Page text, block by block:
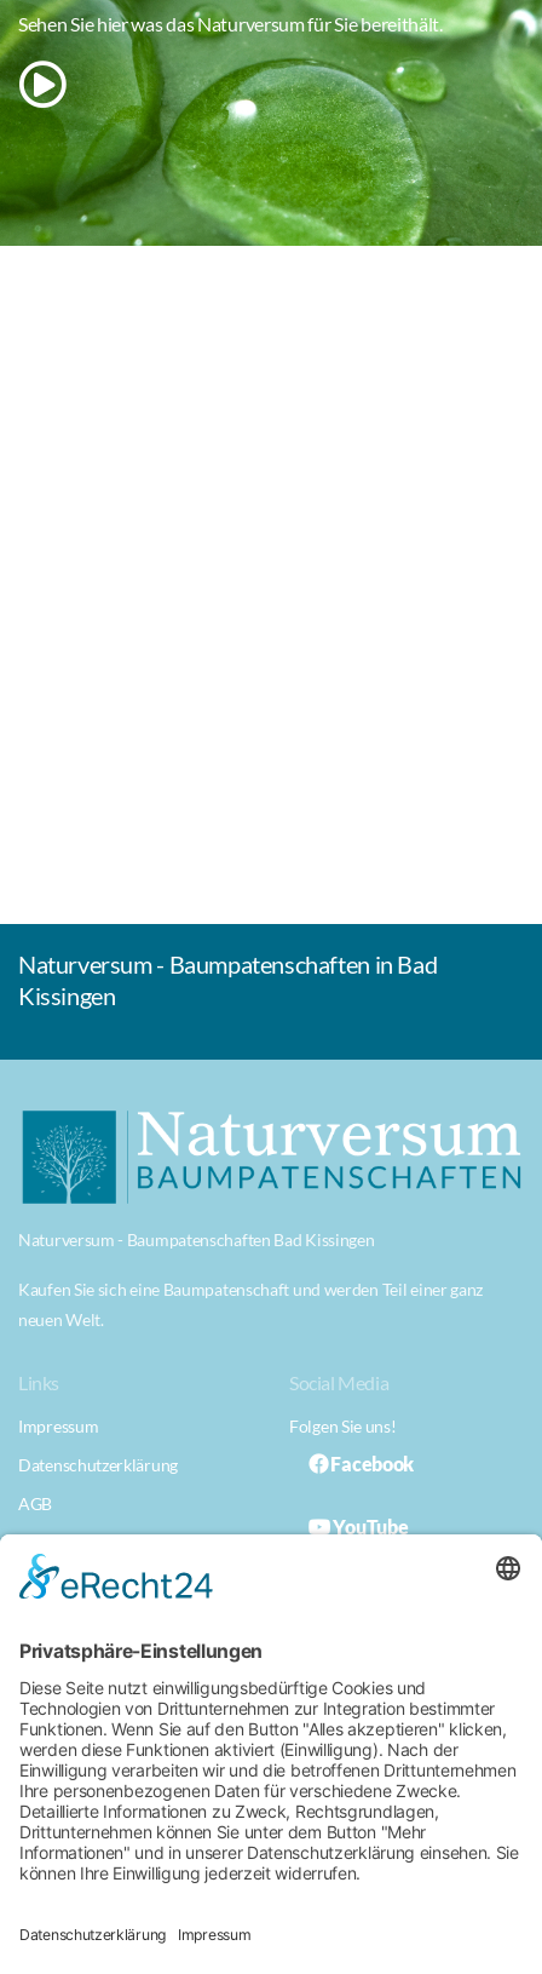
Sehen Sie hier was das Naturversum für Sie bereithält.
Naturversum - Baumpatenschaften in Bad
Kissingen
Naturversum - Baumpatenschaften Bad Kissingen
Kaufen Sie sich eine Baumpatenschaft und werden Teil einer ganz
neuen Welt.
Links
Impressum
Datenschutzerklärung
AGB
Musterwiderrufserklärung
Social Media
Folgen Sie uns!
Facebook
YouTube
Für ein naturnahes Bad
Kissingen.
Stadt Bad Kissingen